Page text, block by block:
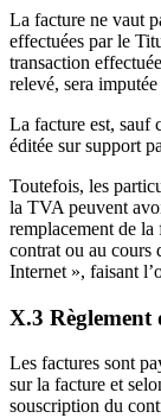
La facture ne vaut
effectuées par le
transaction
relevé, sera
La facture est, sauf
éditée sur support
Toutefois, les
la TVA peuvent
remplacement de la
contrat ou au cours
Internet », faisant
X.3 Règlement
Les factures sont
sur la facture et
souscription du